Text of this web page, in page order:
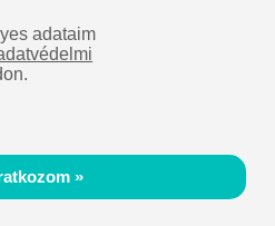
adataim
»